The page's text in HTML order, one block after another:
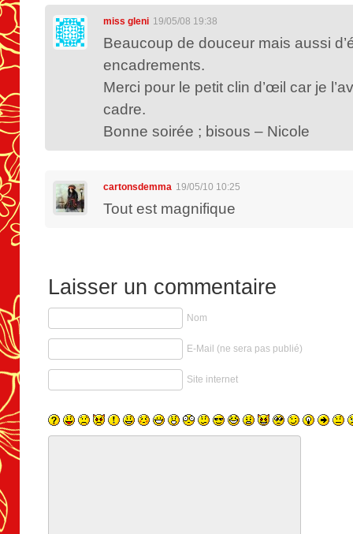
miss gleni 19/05/08 19:38
Beaucoup de douceur mais aussi
encadrements.
Merci pour le petit clin d’œil car je
cadre.
Bonne soirée ; bisous – Nicole
cartonsdemma 19/05/10 10:25
Tout est magnifique
Laisser un commentaire
Nom
E-Mail (ne sera pas publié)
Site internet